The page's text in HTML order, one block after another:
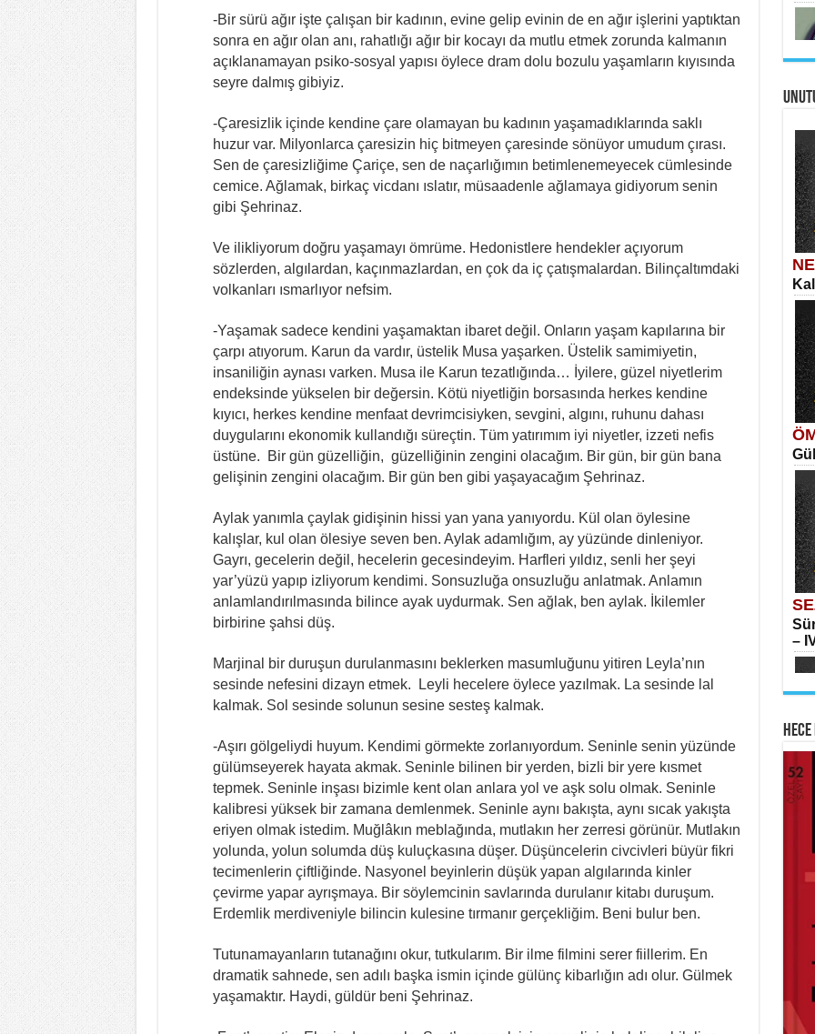
-Bir sürü ağır işte çalışan bir kadının, evine gelip evinin de en ağır işlerini yaptıktan
sonra en ağır olan anı, rahatlığı ağır bir kocayı da mutlu etmek zorunda kalmanın
açıklanamayan psiko-sosyal yapısı öylece dram dolu bozulu yaşamların kıyısında
seyre dalmış gibiyiz.
-Çaresizlik içinde kendine çare olamayan bu kadının yaşamadıklarında saklı
huzur var. Milyonlarca çaresizin hiç bitmeyen çaresinde sönüyor umudum çırası.
Sen de çaresizliğime Çariçe, sen de naçarlığımın betimlenemeyecek cümlesinde
cemice. Ağlamak, birkaç vicdanı ıslatır, müsaadenle ağlamaya gidiyorum senin
gibi Şehrinaz.
Ve ilikliyorum doğru yaşamayı ömrüme. Hedonistlere hendekler açıyorum
sözlerden, algılardan, kaçınmazlardan, en çok da iç çatışmalardan. Bilinçaltımdaki
volkanları ısmarlıyor nefsim.
-Yaşamak sadece kendini yaşamaktan ibaret değil. Onların yaşam kapılarına bir
çarpı atıyorum. Karun da vardır, üstelik Musa yaşarken. Üstelik samimiyetin,
insaniliğin aynası varken. Musa ile Karun tezatlığında… İyilere, güzel niyetlerim
endeksinde yükselen bir değersin. Kötü niyetliğin borsasında herkes kendine
kıyıcı, herkes kendine menfaat devrimcisiyken, sevgini, algını, ruhunu dahası
duygularını ekonomik kullandığı süreçtin. Tüm yatırımım iyi niyetler, izzeti nefis
üstüne. Bir gün güzelliğin, güzelliğinin zengini olacağım. Bir gün, bir gün bana
gelişinin zengini olacağım. Bir gün ben gibi yaşayacağım Şehrinaz.
Aylak yanımla çaylak gidişinin hissi yan yana yanıyordu. Kül olan öylesine
kalışlar, kul olan ölesiye seven ben. Aylak adamlığım, ay yüzünde dinleniyor.
Gayrı, gecelerin değil, hecelerin gecesindeyim. Harfleri yıldız, senli her şeyi
yar’yüzü yapıp izliyorum kendimi. Sonsuzluğa onsuzluğu anlatmak. Anlamın
anlamlandırılmasında bilince ayak uydurmak. Sen ağlak, ben aylak. İkilemler
birbirine şahsi düş.
Marjinal bir duruşun durulanmasını beklerken masumluğunu yitiren Leyla’nın
sesinde nefesini dizayn etmek. Leyli hecelere öylece yazılmak. La sesinde lal
kalmak. Sol sesinde solunun sesine sesteş kalmak.
-Aşırı gölgeliydi huyum. Kendimi görmekte zorlanıyordum. Seninle senin yüzünde
gülümseyerek hayata akmak. Seninle bilinen bir yerden, bizli bir yere kısmet
tepmek. Seninle inşası bizimle kent olan anlara yol ve aşk solu olmak. Seninle
kalibresi yüksek bir zamana demlenmek. Seninle aynı bakışta, aynı sıcak yakışta
eriyen olmak istedim. Muğlâkın meblağında, mutlakın her zerresi görünür. Mutlakın
yolunda, yolun solumda düş kuluçkasına düşer. Düşüncelerin civcivleri büyür fikri
tecimenlerin çiftliğinde. Nasyonel beyinlerin düşük yapan algılarında kinler
çevirme yapar ayrışmaya. Bir söylemcinin savlarında durulanır kitabı duruşum.
Erdemlik merdiveniyle bilincin kulesine tırmanır gerçekliğim. Beni bulur ben.
Tutunamayanların tutanağını okur, tutkularım. Bir ilme filmini serer fiillerim. En
dramatik sahnede, sen adılı başka ismin içinde gülünç kibarlığın adı olur. Gülmek
yaşamaktır. Haydi, güldür beni Şehrinaz.
İki
–